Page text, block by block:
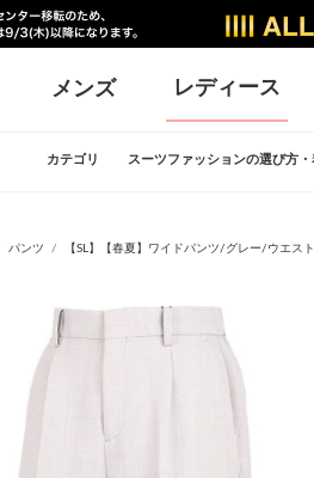
メンズ レディース
カテゴリ スーツファッションの選び方
パンツ 【SL】【春夏】ワイドパンツ/グレー/ウエ